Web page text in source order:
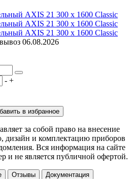
06.08.2026
- +
в избранное
за собой право на внесение
дизайн и комплектацию приборов
Вся информация на сайте
и не является публичной офертой.
Отзывы Документация